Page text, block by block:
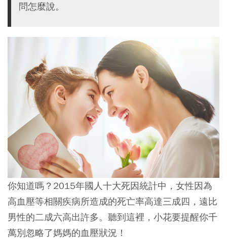
問怎麼說。
你知道嗎？2015年國人十大死因統計中，女性因為
高血壓等相關疾病所造成的死亡率高達三成四，遠比
男性的二成六高出許多。聽到這裡，小花要提醒你千
萬別忽略了媽媽的血壓狀況！